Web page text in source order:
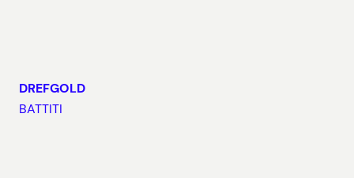
DREFGOLD
BATTITI